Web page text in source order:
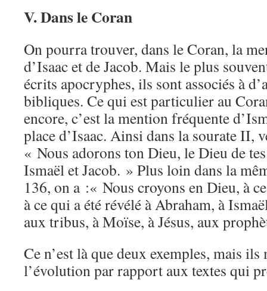
V. Dans le Coran
On pourra trouver, dans le Coran, la
d’Isaac et de Jacob. Mais le plus
écrits apocryphes, ils sont associés à
bibliques. Ce qui est particulier au
encore, c’est la mention fréquente
place d’Isaac. Ainsi dans la sourate II,
« Nous adorons ton Dieu, le Dieu de
Ismaël et Jacob. » Plus loin dans la
136, on a :« Nous croyons en Dieu, à
à ce qui a été révélé à Abraham, à
aux tribus, à Moïse, à Jésus, aux
Ce n’est là que deux exemples, mais
l’évolution par rapport aux textes qui